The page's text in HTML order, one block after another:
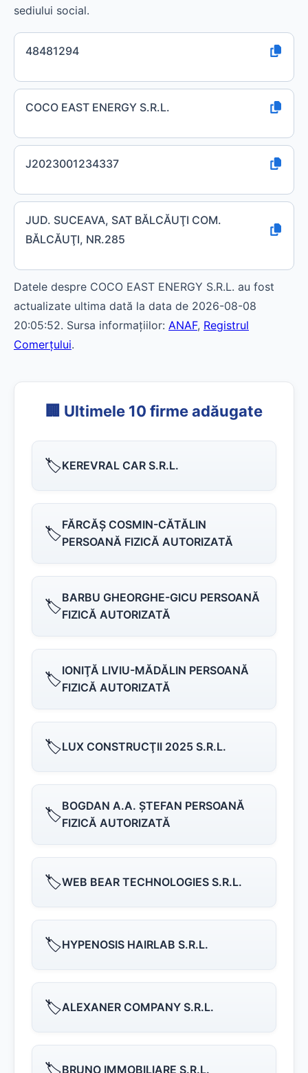
sediului social.
48481294
COCO EAST ENERGY S.R.L.
J2023001234337
JUD. SUCEAVA, SAT BĂLCĂUŢI COM.
BĂLCĂUŢI, NR.285
Datele despre COCO EAST ENERGY S.R.L. au fost
actualizate ultima dată la data de 2026-08-08
20:05:52. Sursa informațiilor: ANAF, Registrul
Comerțului.
🏢 Ultimele 10 firme adăugate
🏷️KEREVRAL CAR S.R.L.
🏷️FĂRCĂŞ COSMIN-CĂTĂLIN
PERSOANĂ FIZICĂ AUTORIZATĂ
🏷️BARBU GHEORGHE-GICU PERSOANĂ
FIZICĂ AUTORIZATĂ
🏷️IONIŢĂ LIVIU-MĂDĂLIN PERSOANĂ
FIZICĂ AUTORIZATĂ
🏷️LUX CONSTRUCŢII 2025 S.R.L.
🏷️BOGDAN A.A. ŞTEFAN PERSOANĂ
FIZICĂ AUTORIZATĂ
🏷️WEB BEAR TECHNOLOGIES S.R.L.
🏷️HYPENOSIS HAIRLAB S.R.L.
🏷️ALEXANER COMPANY S.R.L.
BRUNO IMMOBILIARE S.R.L.